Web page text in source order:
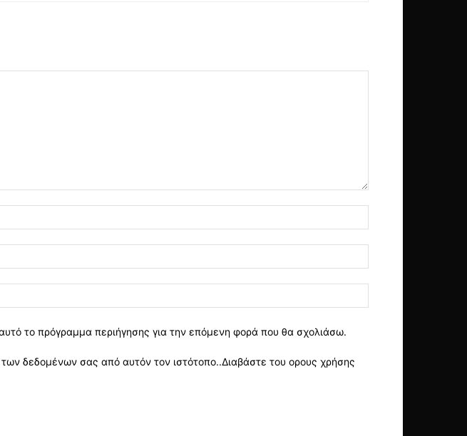
το πρόγραμμα περιήγησης για την επόμενη φορά που θα σχολιάσω.
δεδομένων σας από αυτόν τον ιστότοπο..Διαβάστε του ορους χρήσης